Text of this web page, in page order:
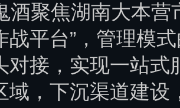
聚焦湖南大本营
战平台”，管理模
对接，实现一站式
域，下沉渠道建设